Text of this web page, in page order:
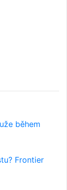
během
Frontier